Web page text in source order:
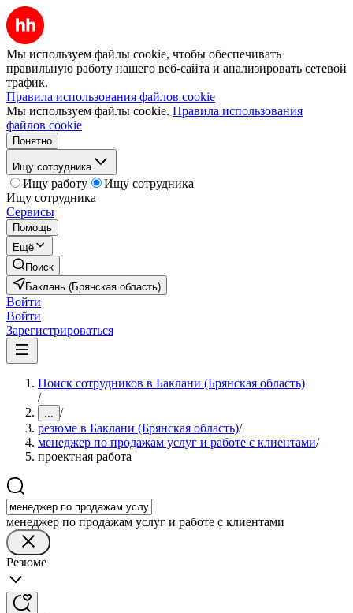
Мы используем файлы cookie, чтобы обеспечивать
правильную работу нашего веб-сайта и анализировать сетевой
трафик.
Правила использования файлов cookie
Мы используем файлы cookie. Правила использования
файлов cookie
Понятно
Ищу сотрудника
Ищу работу
Ищу сотрудника
Ищу сотрудника
Сервисы
Помощь
Ещё
Поиск
Баклань (Брянская область)
Войти
Войти
Зарегистрироваться
Поиск сотрудников в Баклани (Брянская область)
/
... /
резюме в Баклани (Брянская область)/
менеджер по продажам услуг и работе с клиентами/
проектная работа
менеджер по продажам услуг и работе с клиентами
Резюме